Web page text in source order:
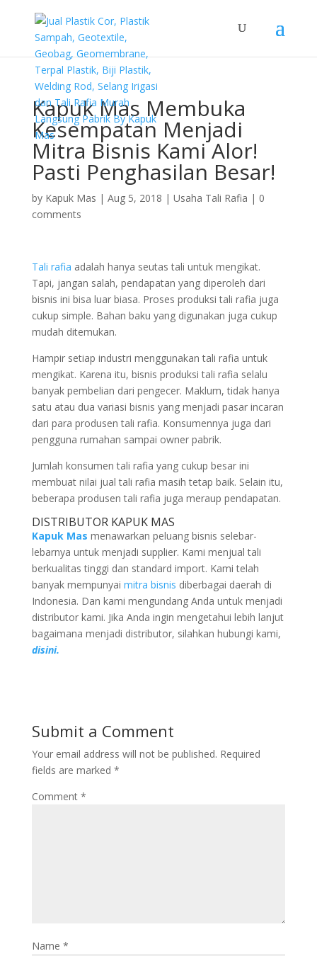
Kapuk Mas Membuka
Kesempatan Menjadi
Mitra Bisnis Kami Alor!
Pasti Penghasilan Besar!
by Kapuk Mas | Aug 5, 2018 | Usaha Tali Rafia | 0
comments
Tali rafia adalah hanya seutas tali untuk mengikat.
Tapi, jangan salah, pendapatan yang diperoleh dari
bisnis ini bisa luar biasa. Proses produksi tali rafia juga
cukup simple. Bahan baku yang digunakan juga cukup
mudah ditemukan.
Hampir setiap industri menggunakan tali rafia untuk
mengikat. Karena itu, bisnis produksi tali rafia selalu
banyak pembelian dari pengecer. Maklum, tidak hanya
satu atau dua variasi bisnis yang menjadi pasar incaran
dari para produsen tali rafia. Konsumennya juga dari
pengguna rumahan sampai owner pabrik.
Jumlah konsumen tali rafia yang cukup besar ini
membuat nilai jual tali rafia masih tetap baik. Selain itu,
beberapa produsen tali rafia juga meraup pendapatan.
DISTRIBUTOR KAPUK MAS
Kapuk Mas menawarkan peluang bisnis selebar-
lebarnya untuk menjadi supplier. Kami menjual tali
berkualitas tinggi dan standard import. Kami telah
banyak mempunyai mitra bisnis diberbagai daerah di
Indonesia. Dan kami mengundang Anda untuk menjadi
distributor kami. Jika Anda ingin mengetahui lebih lanjut
bagaimana menjadi distributor, silahkan hubungi kami,
disini.
Submit a Comment
Your email address will not be published. Required
fields are marked *
Comment *
Name *